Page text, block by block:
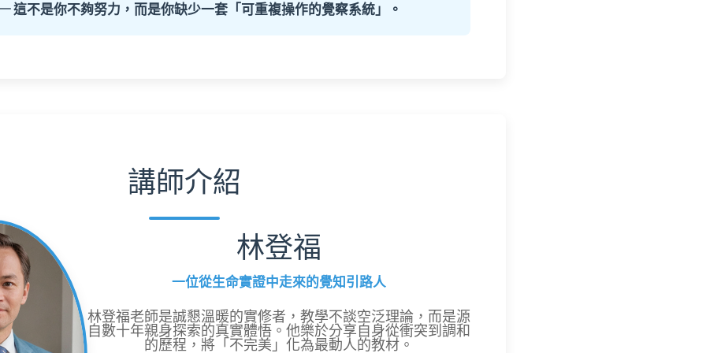
是你不夠努力，而是你缺少一套「可重複操作的覺察系統」。
講師介紹
林登福
一位從生命實證中走來的覺知引路人
林登福老師是誠懇溫暖的實修者，教學不談空泛理論，而是源
自數十年親身探索的真實體悟。他樂於分享自身從衝突到調和
的歷程，將「不完美」化為最動人的教材。